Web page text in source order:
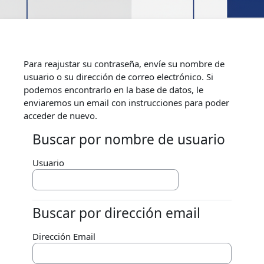
Para reajustar su contraseña, envíe su nombre de
usuario o su dirección de correo electrónico. Si
podemos encontrarlo en la base de datos, le
enviaremos un email con instrucciones para poder
acceder de nuevo.
Buscar por nombre de usuario
Buscar por nombre de usuario
Usuario
Buscar por dirección email
Buscar por dirección email
Dirección Email